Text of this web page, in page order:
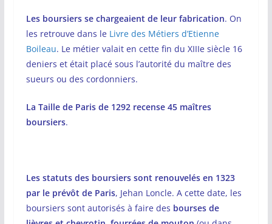
Les boursiers se chargeaient de leur fabrication. On
les retrouve dans le Livre des Métiers d’Etienne
Boileau. Le métier valait en cette fin du XIIIe siècle 16
deniers et était placé sous l’autorité du maître des
sueurs ou des cordonniers.
La Taille de Paris de 1292 recense 45 maîtres
boursiers.
Les statuts des boursiers sont renouvelés en 1323
par le prévôt de Paris, Jehan Loncle. A cette date, les
boursiers sont autorisés à faire des bourses de